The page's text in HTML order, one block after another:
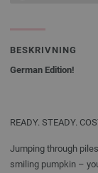
BESKRIVNING
German Edition!
READY. STEADY.
Jumping through
smiling pumpkin –